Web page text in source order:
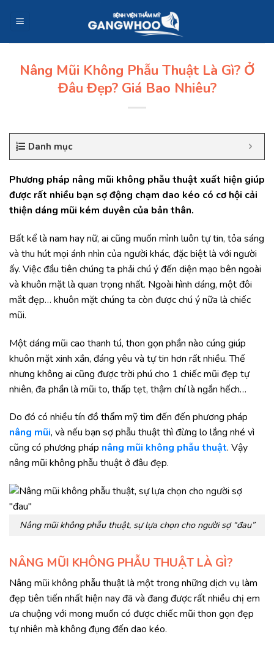
Nâng Mũi Không Phẫu Thuật Là Gì? Ở
Đâu Đẹp? Giá Bao Nhiêu?
Danh mục
Phương pháp nâng mũi không phẫu thuật xuất hiện giúp
được rất nhiều bạn sợ động chạm dao kéo có cơ hội cải
thiện dáng mũi kém duyên của bản thân.
Bất kể là nam hay nữ, ai cũng muốn mình luôn tự tin, tỏa sáng
và thu hút mọi ánh nhìn của người khác, đặc biệt là với người
ấy. Việc đầu tiên chúng ta phải chú ý đến diện mạo bên ngoài
và khuôn mặt là quan trọng nhất. Ngoài hình dáng, một đôi
mắt đẹp… khuôn mặt chúng ta còn được chú ý nữa là chiếc
mũi.
Một dáng mũi cao thanh tú, thon gọn phần nào cúng giúp
khuôn mặt xinh xắn, đáng yêu và tự tin hơn rất nhiều. Thế
nhưng không ai cũng được trời phú cho 1 chiếc mũi đẹp tự
nhiên, đa phần là mũi to, thấp tẹt, thậm chí là ngắn hếch…
Do đó có nhiều tín đồ thẩm mỹ tìm đến đến phương pháp
nâng mũi, và nếu bạn sợ phẫu thuật thì đừng lo lắng nhé vì
cũng có phương pháp nâng mũi không phẫu thuật. Vậy
nâng mũi không phẫu thuật ở đâu đẹp.
Nâng mũi không phẫu thuật, sự lựa chọn cho người sợ “đau”
NÂNG MŨI KHÔNG PHẪU THUẬT LÀ GÌ?
Nâng mũi không phẫu thuật là một trong những dịch vụ làm
đẹp tiên tiến nhất hiện nay đã và đang được rất nhiều chị em
ưa chuộng với mong muốn có được chiếc mũi thon gọn đẹp
tự nhiên mà không đụng đến dao kéo.